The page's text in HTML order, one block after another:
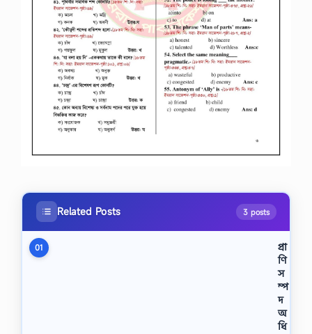
Related Posts 3 posts
01
প্রা
ণি
স
ম্প
দ
অ
ধি